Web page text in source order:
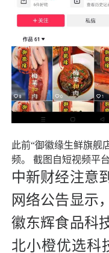
此前“御徽缘生鲜旗舰
频。 截图自短视频平台
中新财经注意
网络公告显示
徽东辉食品科
北小橙优选科